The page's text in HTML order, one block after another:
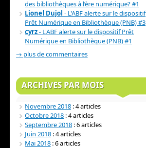
des bibliothèques à l’ère numérique? #1
Lionel Dujol - L'ABF alerte sur le dispositif
Prêt Numérique en Bibliothèque (PNB) #3
cyrz- L'ABF alerte sur le dispositif Prêt
Numérique en Bibliothèque (PNB) #1
→ plus de commentaires
ARCHIVES PAR MOIS
Novembre 2018 : 4 articles
Octobre 2018 : 4 articles
Septembre 2018 : 6 articles
Juin 2018 : 4 articles
Mai 2018 : 6 articles